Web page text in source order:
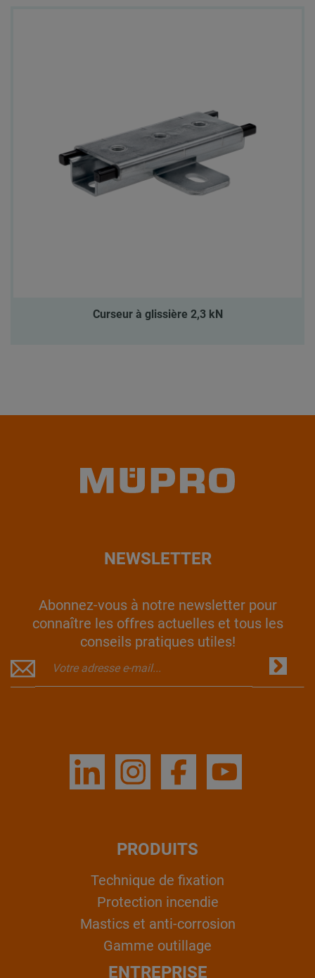
Curseur à glissière 2,3 kN
NEWSLETTER
Abonnez-vous à notre newsletter pour
connaître les offres actuelles et tous les
conseils pratiques utiles!
PRODUITS
Technique de fixation
Protection incendie
Mastics et anti-corrosion
Gamme outillage
ENTREPRISE